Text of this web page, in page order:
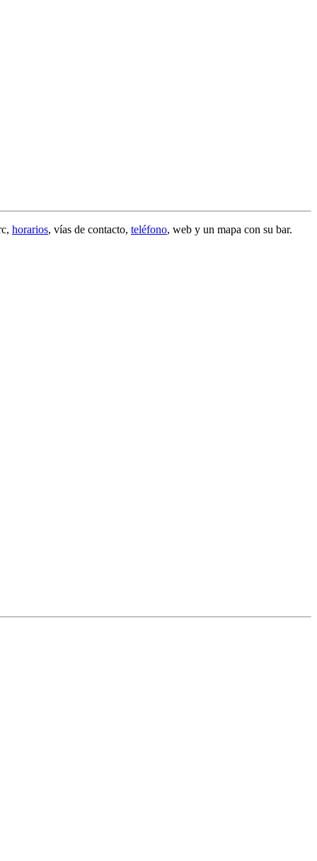
, horarios, vías de contacto, teléfono, web y un mapa con su bar.